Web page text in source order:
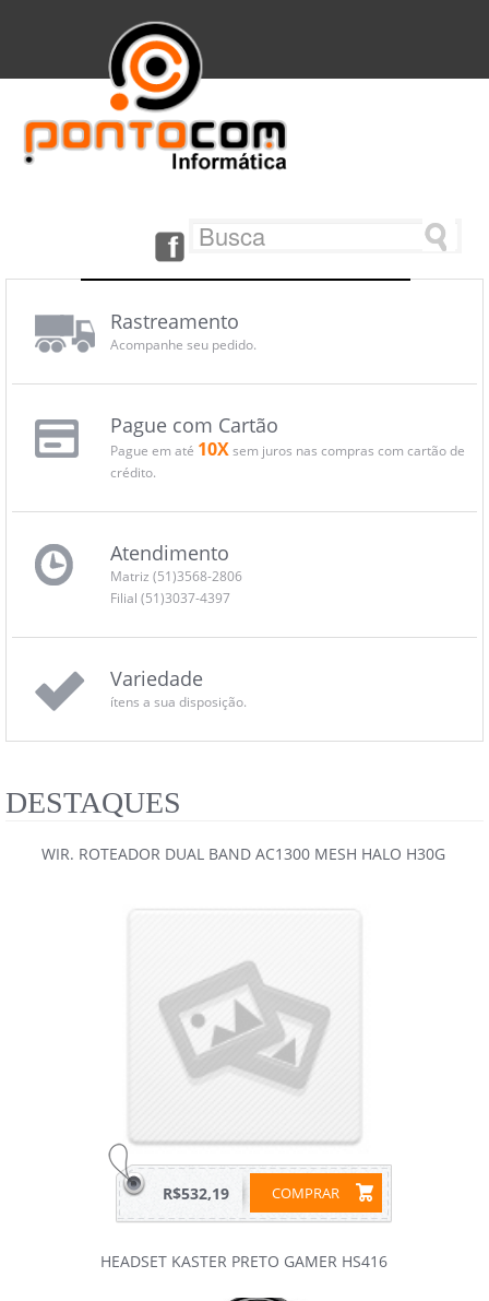
Rastreamento
Acompanhe seu pedido.
Pague com Cartão
Pague em até 10Xsem juros nas compras com cartão de
crédito.
Atendimento
Matriz (51)3568-2806
Filial (51)3037-4397
Variedade
ítens a sua disposição.
DESTAQUES
WIR. ROTEADOR DUAL BAND AC1300 MESH HALO H30G
COMPRAR
R$532,19
HEADSET KASTER PRETO GAMER HS416